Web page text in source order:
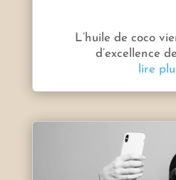
L’huile de coco
d’excellence
lire